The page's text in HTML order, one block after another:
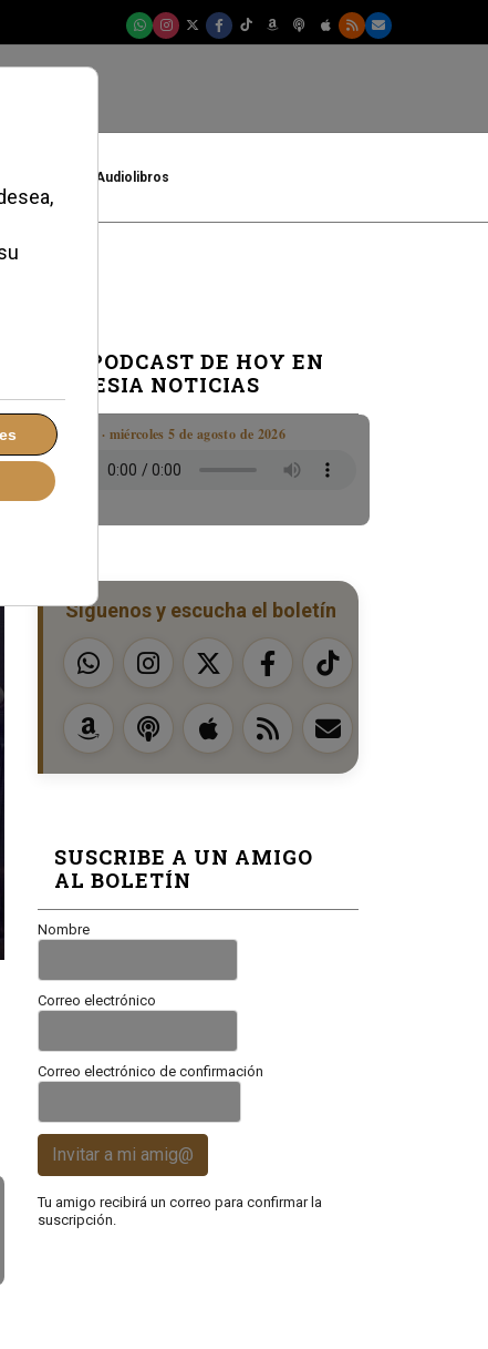
Audiolibros
EL PODCAST DE HOY EN
IGLESIA NOTICIAS
Boletín · miércoles 5 de agosto de 2026
Síguenos y escucha el boletín
SUSCRIBE A UN AMIGO
AL BOLETÍN
Nombre
Correo electrónico
Correo electrónico de confirmación
Invitar a mi amig@
Tu amigo recibirá un correo para confirmar la
suscripción.